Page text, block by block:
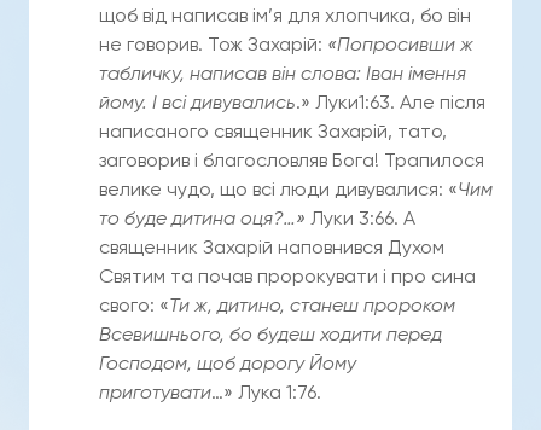
щоб від написав ім’я для хлопчика, бо він
не говорив. Тож Захарій: «Попросивши ж
табличку, написав він слова: Іван імення
йому. І всі дивувались.» Луки1:63. Але після
написаного священник Захарій, тато,
заговорив і благословляв Бога! Трапилося
велике чудо, що всі люди дивувалися: «Чим
то буде дитина оця?…» Луки 3:66. А
священник Захарій наповнився Духом
Святим та почав пророкувати і про сина
свого: «Ти ж, дитино, станеш пророком
Всевишнього, бо будеш ходити перед
Господом, щоб дорогу Йому
приготувати…» Лука 1:76.